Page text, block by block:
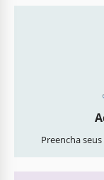
Preencha